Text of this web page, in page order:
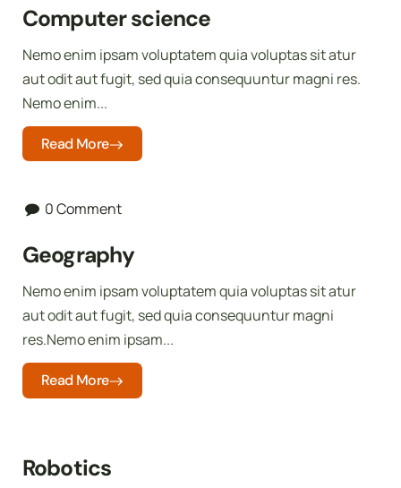
Computer science
Nemo enim ipsam voluptatem quia voluptas sit atur
aut odit aut fugit, sed quia consequuntur magni res.
Nemo enim...
Read More
0 Comment
Geography
Nemo enim ipsam voluptatem quia voluptas sit atur
aut odit aut fugit, sed quia consequuntur magni
res.Nemo enim ipsam...
Read More
Robotics